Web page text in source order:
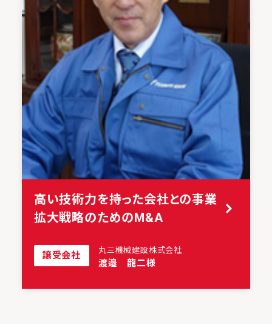
高い技術力を持った会社との事業
拡大戦略のためのM&A
譲受会社 丸三機械建設株式会社
渡邉 龍二様